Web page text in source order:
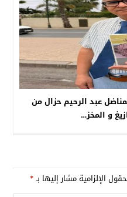
عبد الرحيم حزال من
الإلزامية مشار إليها بـ*